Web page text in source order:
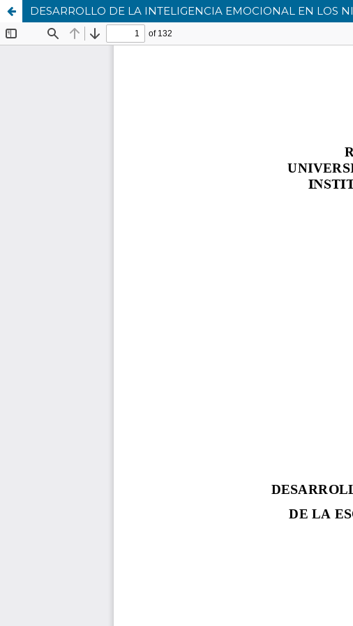
DESARROLLO DE LA INTELIGENCIA EMOCIONAL EN LOS